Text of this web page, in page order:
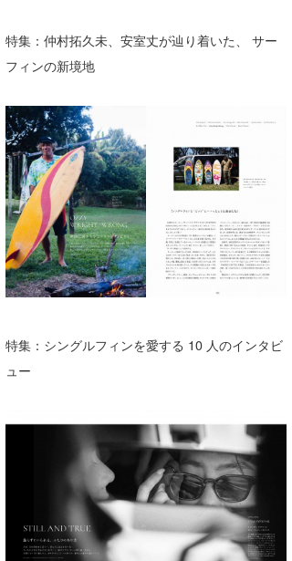
特集：仲村拓久未、安室丈が辿り着いた、 サー
フィンの新境地
特集：シングルフィンを愛する 10 ⼈のインタビ
ュー